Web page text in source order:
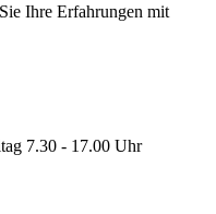
Ihre Erfahrungen mit
7.30 - 17.00 Uhr